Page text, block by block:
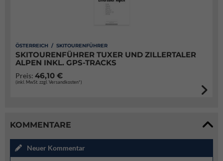
ÖSTERREICH / SKITOURENFÜHRER
SKITOURENFÜHRER TUXER UND ZILLERTALER
ALPEN INKL. GPS-TRACKS
Preis: 46,10 €
(inkl. MwSt. zzgl. Versandkosten*)
KOMMENTARE
Neuer Kommentar